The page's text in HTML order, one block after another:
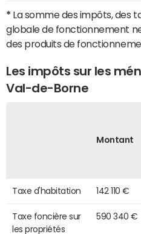
* La somme des impôts, des
globale de fonctionnement
des produits de
Les impôts sur les
Val-de-Borne
Montant
Taxe d'habitation 142 110 €
Taxe foncière sur
les propriétés
590 340 €